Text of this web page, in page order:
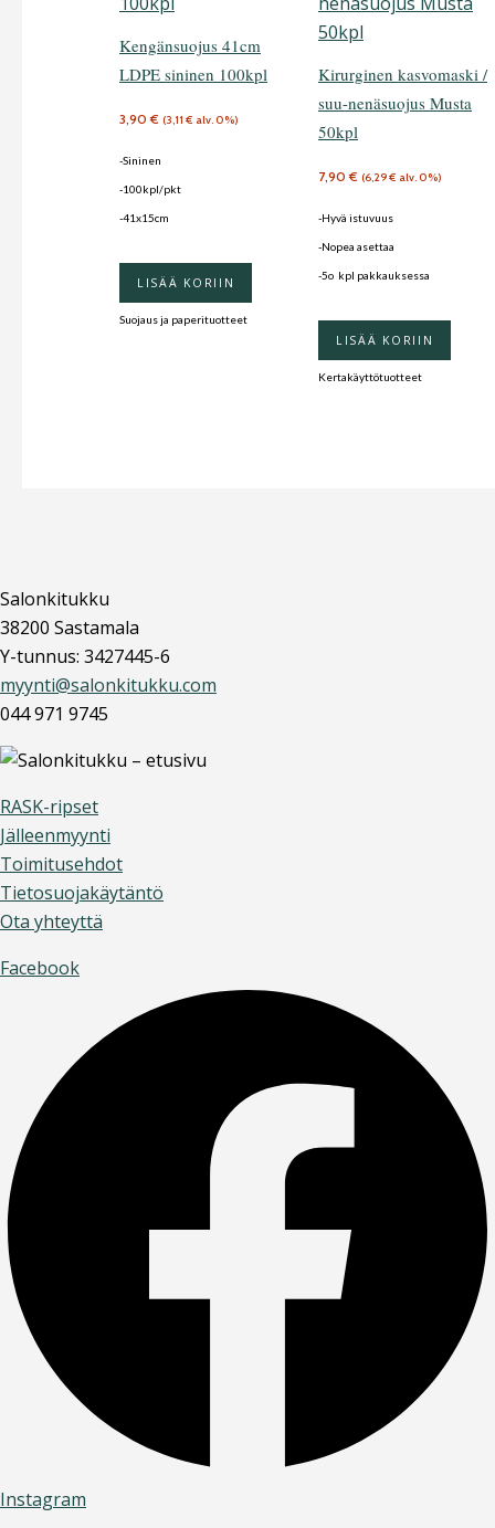
Kengänsuojus 41cm
LDPE sininen 100kpl
3,90€ (3,11 € alv. 0%)
-Sininen
-100kpl/pkt
-41x15cm
LISÄÄ KORIIN
Suojaus ja paperituotteet
Kirurginen kasvomaski /
suu-nenäsuojus Musta
50kpl
7,90€ (6,29€ alv. 0%)
-Hyvä istuvuus
-Nopea asettaa
-5o kpl pakkauksessa
LISÄÄ KORIIN
Kertakäyttötuotteet
Salonkitukku
38200 Sastamala
Y-tunnus: 3427445-6
myynti@salonkitukku.com
044 971 9745
RASK-ripset
Jälleenmyynti
Toimitusehdot
Tietosuojakäytäntö
Ota yhteyttä
Facebook
Instagram